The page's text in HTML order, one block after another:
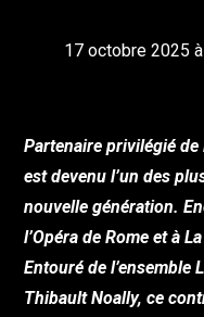
17 octobre 2025
Partenaire privilégié
est devenu l’un des
nouvelle génération.
l’Opéra de Rome et à
Entouré de l’ensemble
Thibault Noally, ce